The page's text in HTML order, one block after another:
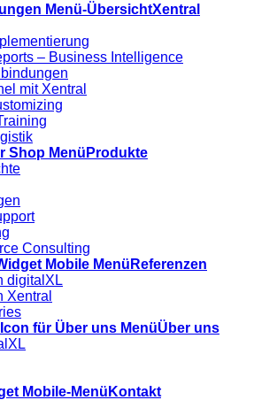
Xentral
– Business Intelligence
mit Xentral
Produkte
Consulting
Referenzen
digitalXL
Xentral
Über uns
Kontakt